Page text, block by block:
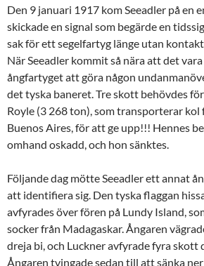
Den 9 januari 1917 kom Seeadler på en
skickade en signal som begärde en
sak för ett segelfartyg länge utan
När Seeadler kommit så nära att det
ångfartyget att göra någon
det tyska baneret. Tre skott behövdes
Royle (3 268 ton), som transporterar
Buenos Aires, för att ge upp!!! Hennes
omhand oskadd, och hon sänktes.
Följande dag mötte Seeadler ett annat
att identifiera sig. Den tyska flaggan
avfyrades över fören på Lundy Island,
socker från Madagaskar. Ångaren
dreja bi, och Luckner avfyrade fyra skott
Ångaren tvingade sedan till att sänka